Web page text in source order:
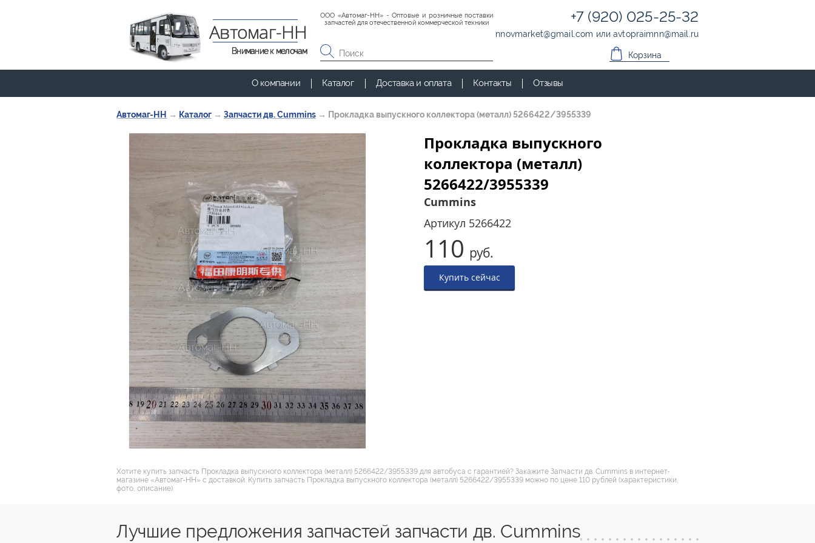
Автомаг-НН → Каталог → Запчасти дв. Cummins → Прокладка выпускного коллектора (металл) 5266422/3955339
Прокладка выпускного
коллектора (металл)
5266422/3955339
Cummins
Артикул 5266422
110 руб.
Купить сейчас
Хотите купить запчасть Прокладка выпускного коллектора (металл) 5266422/3955339 для автобуса с гарантией? Закажите Запчасти дв. Cummins в интернет-
магазине «Автомаг-НН» с доставкой. Купить запчасть Прокладка выпускного коллектора (металл) 5266422/3955339 можно по цене 110 рублей (характеристики,
фото, описание).
Лучшие предложения запчастей запчасти дв. Cummins
Автомаг-НН
Внимание к мелочам
ООО «Автомаг-НН» - Оптовые и розничные поставки
запчастей для отечественной коммерческой техники
+7 (920) 025-25-32
nnovmarket@gmail.com илиavtopraimnn@mail.ru
Корзина
О компании Каталог Доставка и оплата Контакты Отзывы